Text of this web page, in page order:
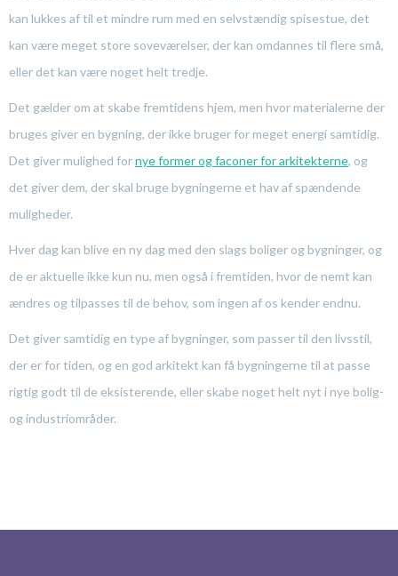
kan lukkes af til et mindre rum med en selvstændig spisestue, det
kan være meget store soveværelser, der kan omdannes til flere små,
eller det kan være noget helt tredje.
Det gælder om at skabe fremtidens hjem, men hvor materialerne der
bruges giver en bygning, der ikke bruger for meget energi samtidig.
Det giver mulighed fornye former og faconer for arkitekterne, og
det giver dem, der skal bruge bygningerne et hav af spændende
muligheder.
Hver dag kan blive en ny dag med den slags boliger og bygninger, og
de er aktuelle ikke kun nu, men også i fremtiden, hvor de nemt kan
ændres og tilpasses til de behov, som ingen af os kender endnu.
Det giver samtidig en type af bygninger, som passer til den livsstil,
der er for tiden, og en god arkitekt kan få bygningerne til at passe
rigtig godt til de eksisterende, eller skabe noget helt nyt i nye bolig-
og industriområder.